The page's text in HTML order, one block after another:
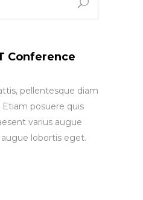
Conference
pellentesque diam
Etiam posuere quis
varius augue
lobortis eget.